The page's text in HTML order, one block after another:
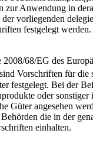
zur Anwendung in
vorliegenden
festgelegt werden.
2008/68/EG des
sind Vorschriften für die
festgelegt. Bei der
oder
Güter angesehen
die in der
einhalten.